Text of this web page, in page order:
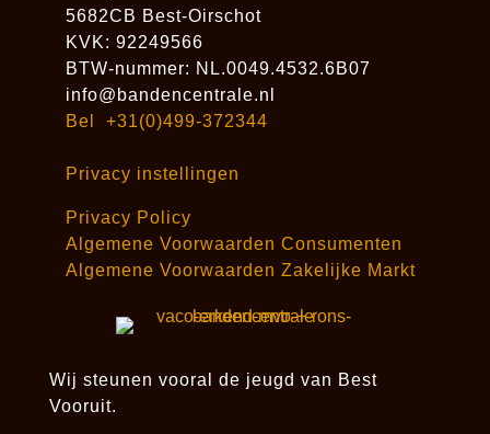
5682CB Best-Oirschot
KVK: 92249566
BTW-nummer: NL.0049.4532.6B07
info@bandencentrale.nl
Bel +31(0)499-372344
Privacy instellingen
Privacy Policy
Algemene Voorwaarden Consumenten
Algemene Voorwaarden Zakelijke Markt
Wij steunen vooral de jeugd van Best
Vooruit.